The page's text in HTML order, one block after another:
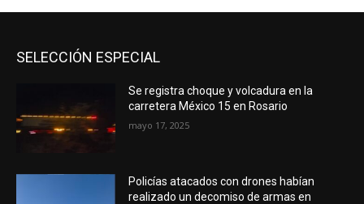
SELECCIÓN ESPECIAL
Se registra choque y volcadura en la
carretera México 15 en Rosario
mayo 17, 2025
Policías atacados con drones habían
realizado un decomiso de armas en